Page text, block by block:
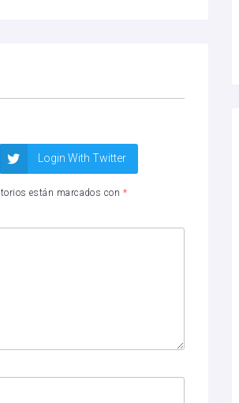
Login With Twitter
están marcados con *